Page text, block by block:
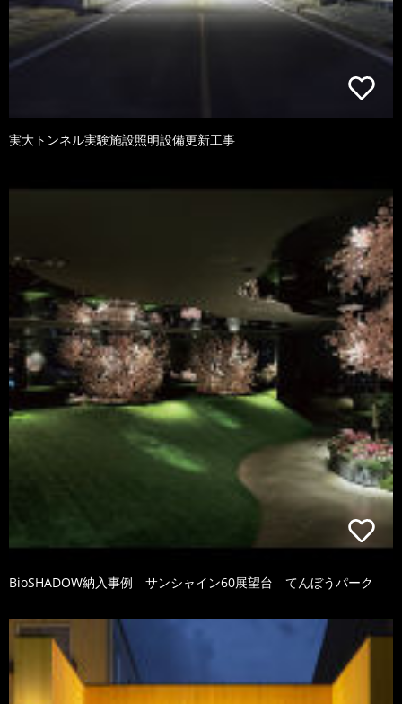
実大トンネル実験施設照明設備更新工事
BioSHADOW納入事例 サンシャイン60展望台 てんぼうパーク